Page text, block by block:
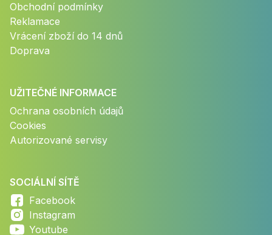
Obchodní podmínky
Reklamace
Vrácení zboží do 14 dnů
Doprava
UŽITEČNÉ INFORMACE
Ochrana osobních údajů
Cookies
Autorizované servisy
SOCIÁLNÍ SÍTĚ
Facebook
Instagram
Youtube